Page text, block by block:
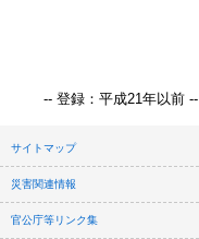
-- 登録：平成21年以前 --
サイトマップ
災害関連情報
官公庁等リンク集